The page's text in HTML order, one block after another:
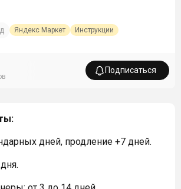
Яндекс Маркет Инструкции
Подписаться
дней, продление +7 дней.